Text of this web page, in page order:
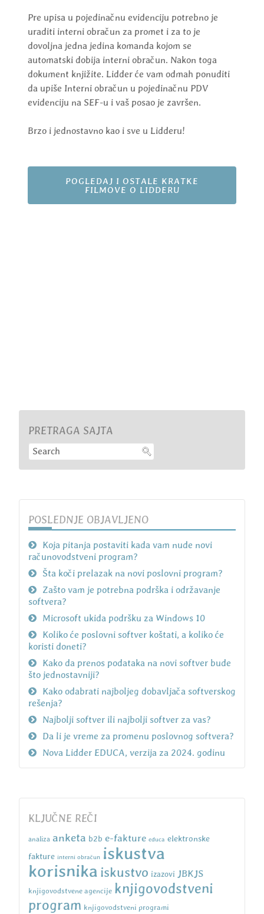
Pre upisa u pojedinačnu evidenciju potrebno je
uraditi interni obračun za promet i za to je
dovoljna jedna jedina komanda kojom se
automatski dobija interni obračun. Nakon toga
dokument knjižite. Lidder će vam odmah ponuditi
da upiše Interni obračun u pojedinačnu PDV
evidenciju na SEF-u i vaš posao je završen.
Brzo i jednostavno kao i sve u Lidderu!
POGLEDAJ I OSTALE KRATKE
FILMOVE O LIDDERU
PRETRAGA SAJTA
POSLEDNJE OBJAVLJENO
Koja pitanja postaviti kada vam nude novi
računovodstveni program?
Šta koči prelazak na novi poslovni program?
Zašto vam je potrebna podrška i održavanje
softvera?
Microsoft ukida podršku za Windows 10
Koliko će poslovni softver koštati, a koliko će
koristi doneti?
Kako da prenos podataka na novi softver bude
što jednostavniji?
Kako odabrati najboljeg dobavljača softverskog
rešenja?
Najbolji softver ili najbolji softver za vas?
Da li je vreme za promenu poslovnog softvera?
Nova Lidder EDUCA, verzija za 2024. godinu
KLJUČNE REČI
analiza anketa b2b e-fakture educa elektronske
fakture interni obračun iskustva
korisnika iskustvo izazovi JBKJS
knjigovodstvene agencije knjigovodstveni
program knjigovodstveni programi